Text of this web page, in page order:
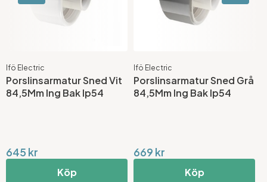
Ifö Electric
Porslinsarmatur Sned Vit
84,5Mm Ing Bak Ip54
645 kr
Köp
Ifö Electric
Porslinsarmatur Sned Grå
84,5Mm Ing Bak Ip54
669 kr
Köp